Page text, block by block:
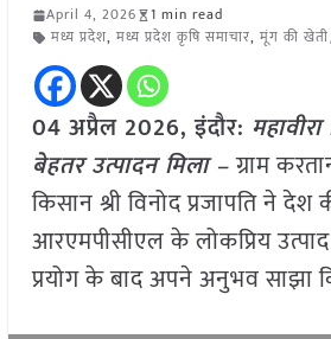
April 4, 2026
1 min read
मध्य प्रदेश, मध्य प्रदेश कृषि समाचार, मूंग की खेती
04 अप्रैल 2026,इंदौर:
बेहतर उत्पादन मिला –ग्राम
किसान श्री विनोद प्रजापति ने देश
आरएमपीसीएल के लोकप्रिय
प्रयोग के बाद अपने अनुभव साझा